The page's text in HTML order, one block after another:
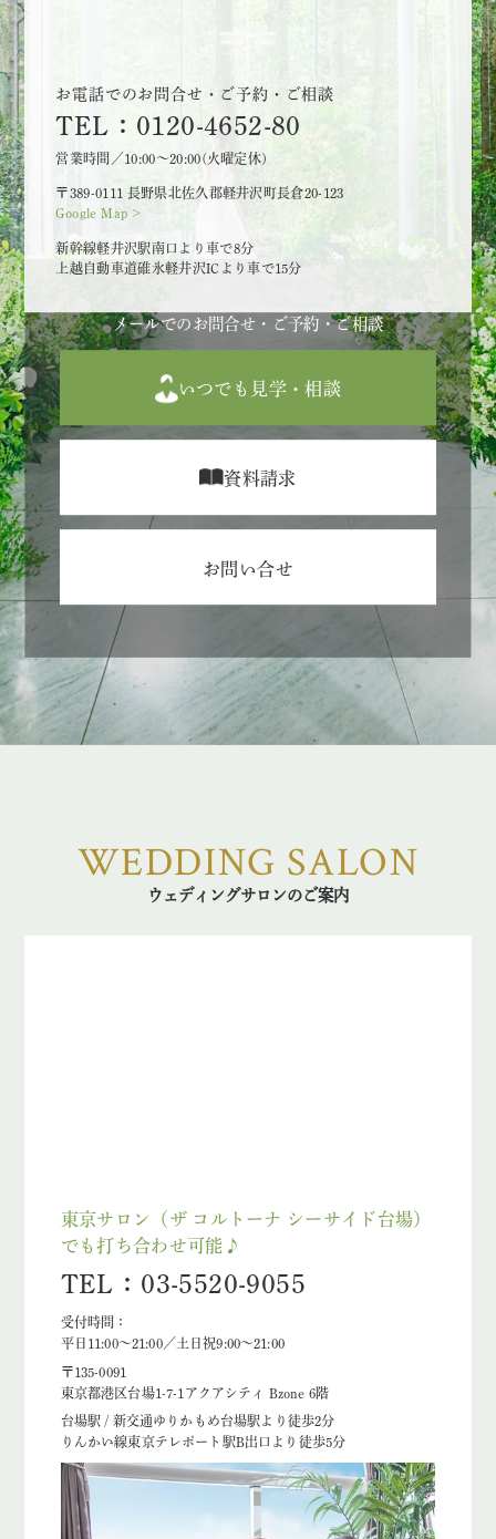
お電話でのお問合せ・ご予約・ご相談
TEL：0120-4652-80
営業時間／10:00～20:00(火曜定休)
〒389-0111 長野県北佐久郡軽井沢町長倉20-123
Google Map >
新幹線軽井沢駅南口より車で8分
上越自動車道碓氷軽井沢ICより車で15分
メールでのお問合せ・ご予約・ご相談
いつでも見学・相談
資料請求
お問い合せ
WEDDING SALON
ウェディングサロンのご案内
東京サロン（ザ コルトーナ シーサイド台場）
でも打ち合わせ可能♪
TEL：03-5520-9055
受付時間：
平日11:00～21:00／土日祝9:00～21:00
〒135-0091
東京都港区台場1-7-1アクアシティ Bzone 6階
台場駅 / 新交通ゆりかもめ台場駅より徒歩2分
りんかい線東京テレポート駅B出口より徒歩5分